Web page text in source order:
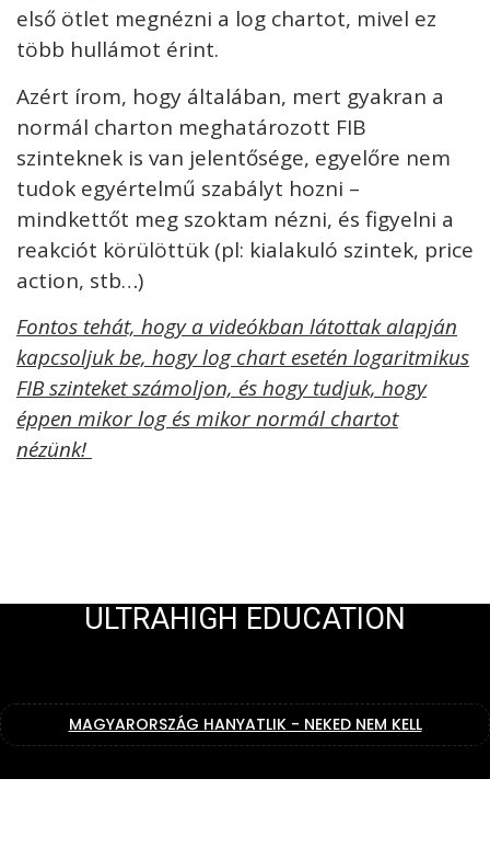
első ötlet megnézni a log chartot, mivel ez
több hullámot érint.
Azért írom, hogy általában, mert gyakran a
normál charton meghatározott FIB
szinteknek is van jelentősége, egyelőre nem
tudok egyértelmű szabályt hozni –
mindkettőt meg szoktam nézni, és figyelni a
reakciót körülöttük (pl: kialakuló szintek, price
action, stb…)
Fontos tehát, hogy a videókban látottak alapján
kapcsoljuk be, hogy log chart esetén logaritmikus
FIB szinteket számoljon, és hogy tudjuk, hogy
éppen mikor log és mikor normál chartot
nézünk!
ULTRAHIGH EDUCATION
MAGYARORSZÁG HANYATLIK - NEKED NEM KELL